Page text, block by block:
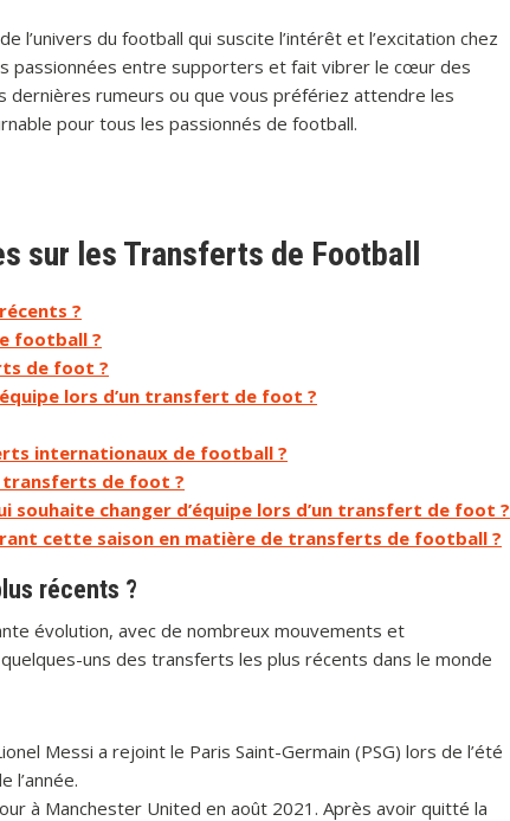
l’univers du football qui suscite l’intérêt et l’excitation chez
passionnées entre supporters et fait vibrer le cœur des
dernières rumeurs ou que vous préfériez attendre les
pour tous les passionnés de football.
sur les Transferts de Football
?
football ?
de foot ?
lors d’un transfert de foot ?
internationaux de football ?
transferts de foot ?
changer d’équipe lors d’un transfert de foot ?
cette saison en matière de transferts de football ?
récents ?
évolution, avec de nombreux mouvements et
uns des transferts les plus récents dans le monde
Messi a rejoint le Paris Saint-Germain (PSG) lors de l’été
l’année.
à Manchester United en août 2021. Après avoir quitté la